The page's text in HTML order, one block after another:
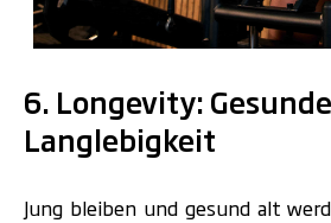
6. Longevity: Gesunde
Langlebigkeit
Jung bleiben und gesund alt